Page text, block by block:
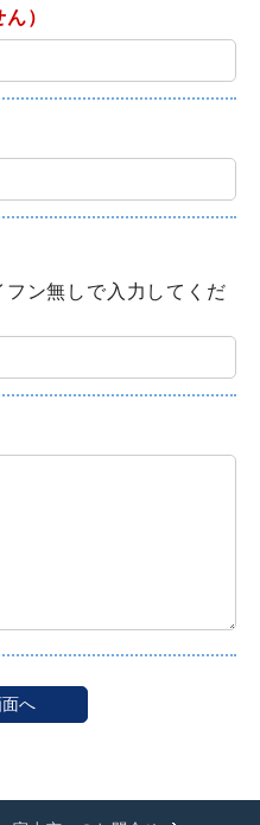
）
ン無しで入力してくだ